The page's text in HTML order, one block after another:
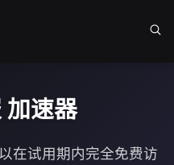
加速器
在试用期内完全免费访